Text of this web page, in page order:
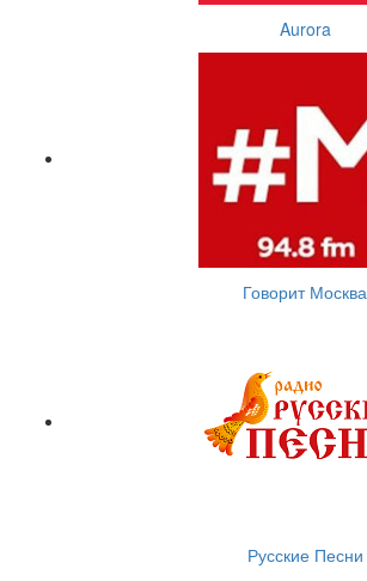
Aurora
Говорит Москва
Русские Песни